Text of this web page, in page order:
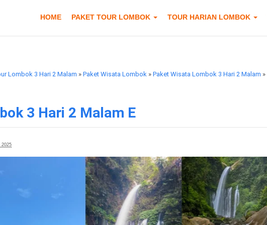
HOME PAKET TOUR LOMBOK TOUR HARIAN LOMBOK
Lombok 3 Hari 2 Malam » Paket Wisata Lombok » Paket Wisata Lombok 3 Hari 2 Malam »
3 Hari 2 Malam E